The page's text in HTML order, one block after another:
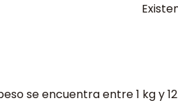
se encuentra entre 1 kg y